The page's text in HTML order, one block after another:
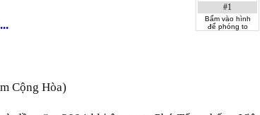
#1
Bấm vào hình
để phóng to
Cộng Hòa)